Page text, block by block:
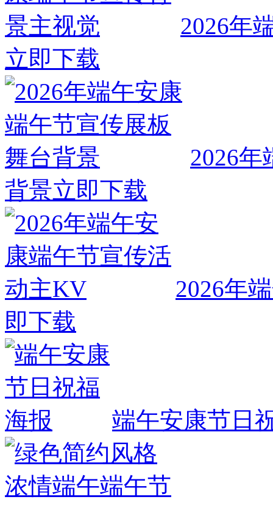
2026年
立即下载
2026年
背景立即下载
2026年
即下载
端午安康节日